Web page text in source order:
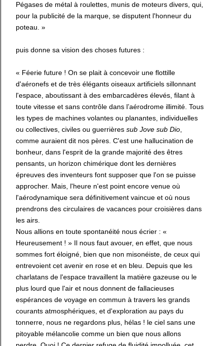
Pégases de métal à roulettes, munis de moteurs divers, qui,
pour la publicité de la marque, se disputent l'honneur du
poteau. »
puis donne sa vision des choses futures :
« Féerie future ! On se plait à concevoir une flottille
d'aéronefs et de très élégants oiseaux artificiels sillonnant
l'espace, aboutissant à des embarcadères élevés, filant à
toute vitesse et sans contrôle dans l’aérodrome illimité. Tous
les types de machines volantes ou planantes, individuelles
ou collectives, civiles ou guerrières sub Jove sub Dio
comme auraient dit nos pères. C'est une hallucination de
bonheur, dans l'esprit de la grande majorité des êtres
pensants, un horizon chimérique dont les dernières
épreuves des inventeurs font supposer que l'on se puisse
approcher. Mais, l'heure n'est point encore venue où
l'aérodynamique sera définitivement vaincue et où nous
prendrons des circulaires de vacances pour croisières dans
les airs.
Nous allions en toute spontanéité nous écrier : «
Heureusement ! » Il nous faut avouer, en effet, que nous
sommes fort éloigné, bien que non misonéiste, de ceux qui
entrevoient cet avenir en rose et en bleu. Depuis que les
charlatans de l'espace travaillent la matière gazeuse ou le
plus lourd que l'air et nous donnent de fallacieuses
espérances de voyage en commun à travers les grands
courants atmosphériques, et d'exploration au pays du
tonnerre, nous ne regardons plus, hélas ! le ciel sans une
pitoyable mélancolie comme un bien que nous allons